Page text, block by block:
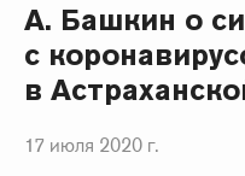
А. Башкин о
с
в
17 июля 2020 г.